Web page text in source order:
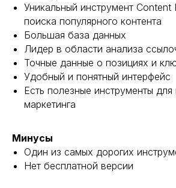
Уникальный инструмент Content
поиска популярного контента
Большая база данных
Лидер в области анализа
Точные данные о позициях и
Удобный и понятный интерфейс
Есть полезные инструменты для
маркетинга
Минусы
Один из самых дорогих
Нет бесплатной версии